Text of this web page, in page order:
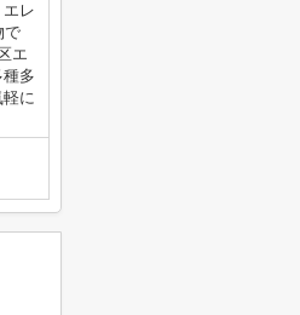
レ
で
エ
多
に